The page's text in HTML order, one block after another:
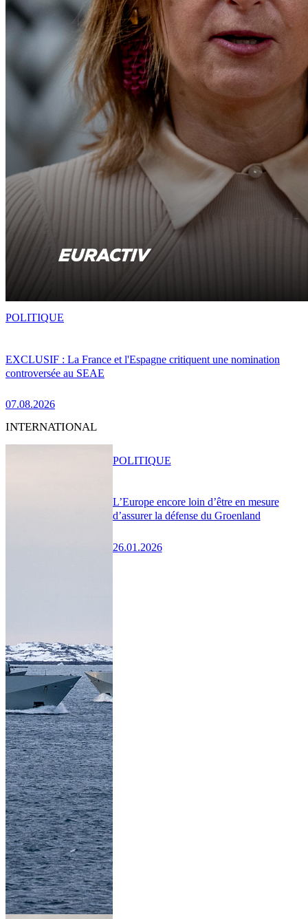
EXCLUSIF : La France et l'Espagne critiquent une nomination
controversée au SEAE
07.08.2026
POLITIQUE
INTERNATIONAL
L’Europe encore loin d’être en mesure
d’assurer la défense du Groenland
26.01.2026
POLITIQUE